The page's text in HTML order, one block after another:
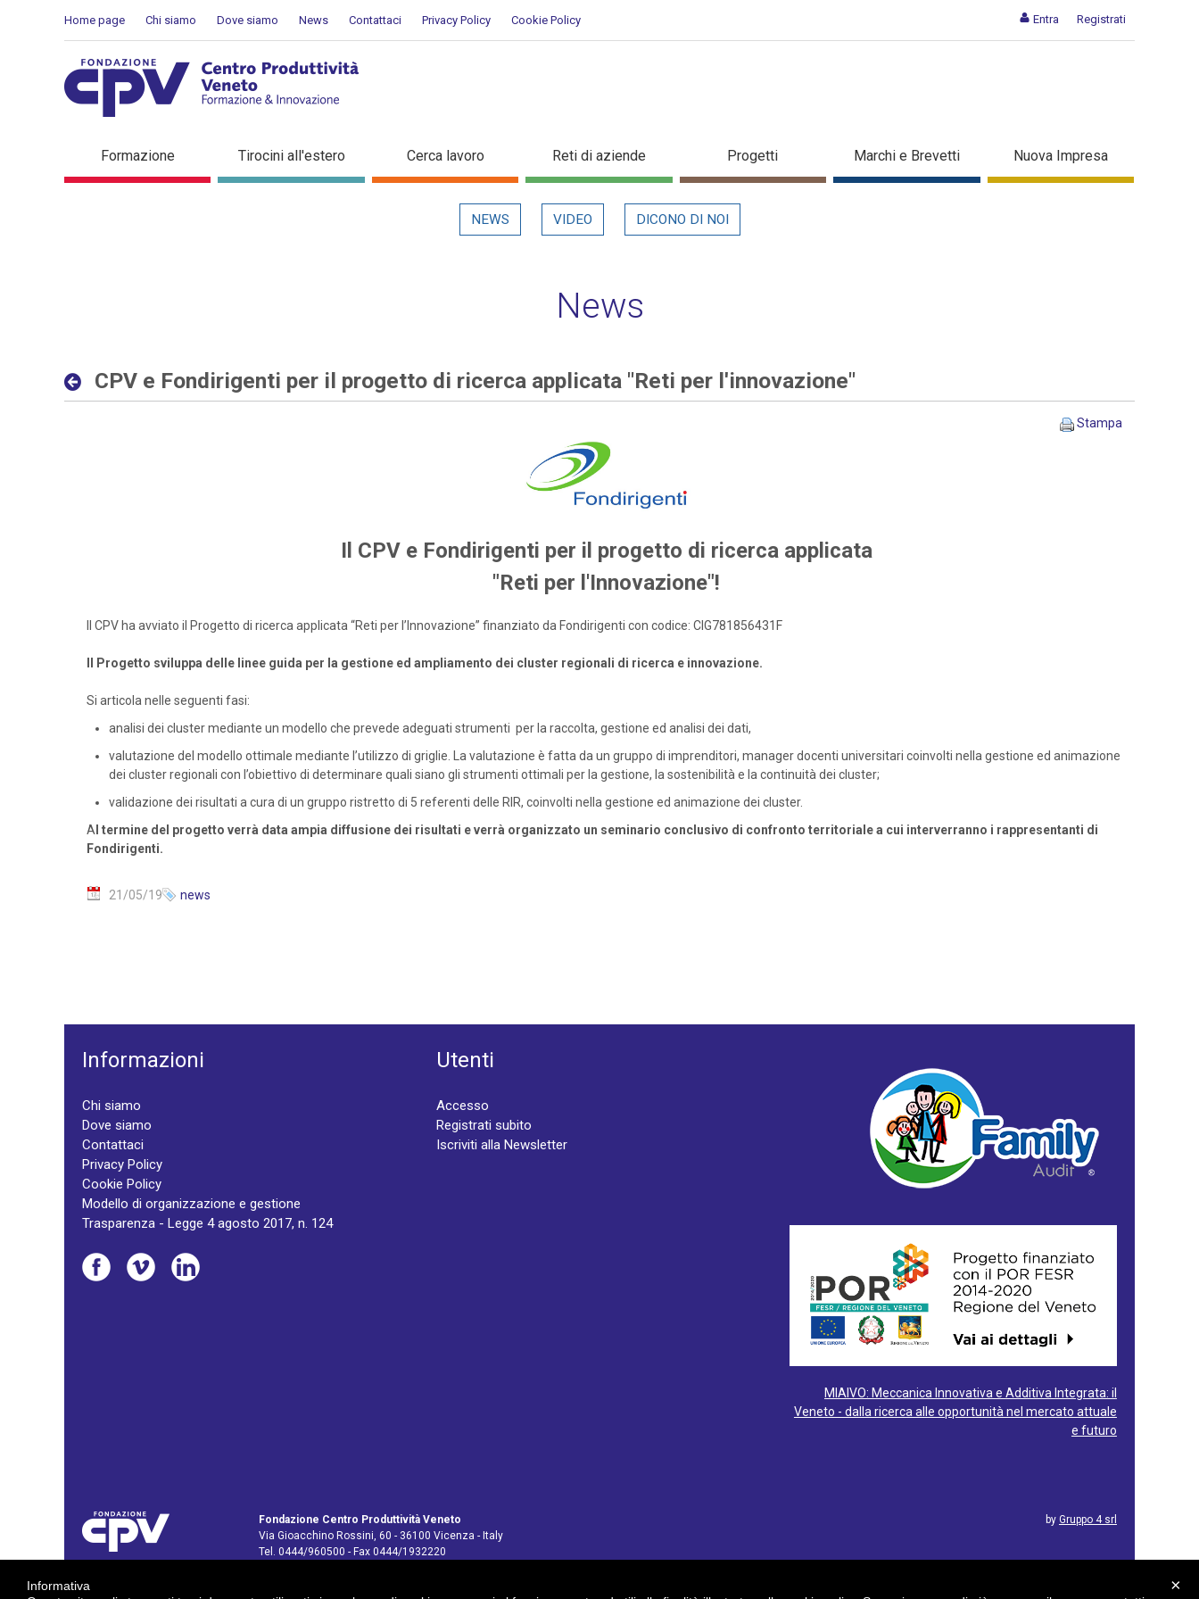
Entra Registrati
Home page Chi siamo Dove siamo News Contattaci Privacy Policy Cookie Policy
CPV e Fondirigenti per il progetto di ricerca applicata "Reti per l'innovazione" - Dettaglio
Formazione Tirocini all'estero Cerca lavoro Reti di aziende Progetti Marchi e Brevetti Nuova Impresa
NEWS VIDEO DICONO DI NOI
News
CPV e Fondirigenti per il progetto di ricerca applicata "Reti per l'innovazione"
Stampa
Il CPV e Fondirigenti per il progetto di ricerca applicata
"Reti per l'Innovazione"!
Il CPV ha avviato il Progetto di ricerca applicata “Reti per l’Innovazione” finanziato da Fondirigenti con codice: CIG781856431F
Il Progetto sviluppa delle linee guida per la gestione ed ampliamento dei cluster regionali di ricerca e innovazione.
Si articola nelle seguenti fasi:
analisi dei cluster mediante un modello che prevede adeguati strumenti per la raccolta, gestione ed analisi dei dati,
valutazione del modello ottimale mediante l’utilizzo di griglie. La valutazione è fatta da un gruppo di imprenditori, manager docenti universitari coinvolti nella gestione ed animazione
dei cluster regionali con l’obiettivo di determinare quali siano gli strumenti ottimali per la gestione, la sostenibilità e la continuità dei cluster;
validazione dei risultati a cura di un gruppo ristretto di 5 referenti delle RIR, coinvolti nella gestione ed animazione dei cluster.
A l termine del progetto verrà data ampia diffusione dei risultati e verrà organizzato un seminario conclusivo di confronto territoriale a cui interverranno i rappresentanti di
Fondirigenti.
21/05/19 news
Informazioni
Chi siamo
Dove siamo
Contattaci
Privacy Policy
Cookie Policy
Modello di organizzazione e gestione
Trasparenza - Legge 4 agosto 2017, n. 124
Utenti
Accesso
Registrati subito
Iscriviti alla Newsletter
MIAIVO: Meccanica Innovativa e Additiva Integrata: il
Veneto - dalla ricerca alle opportunità nel mercato attuale
e futuro
Fondazione Centro Produttività Veneto
Via Gioacchino Rossini, 60 - 36100 Vicenza - Italy
Tel. 0444/960500 - Fax 0444/1932220
by Gruppo 4 srl
×
Informativa